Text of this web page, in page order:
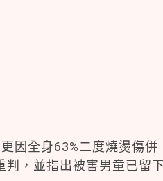
因全身63%二度燒燙傷併
，並指出被害男童已留下